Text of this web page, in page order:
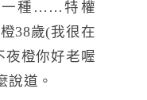
一種……特權
38歲(我很在
夜橙你好老喔
說道。